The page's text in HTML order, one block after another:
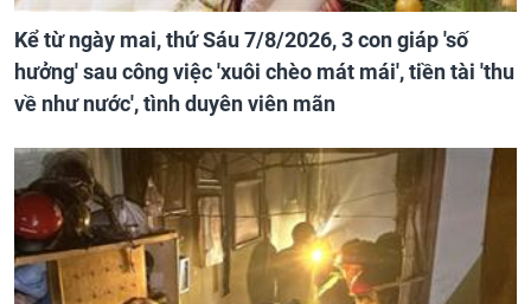
Kể từ ngày mai, thứ Sáu 7/8/2026, 3 con giáp 'số
hưởng' sau công việc 'xuôi chèo mát mái', tiền tài 'thu
về như nước', tình duyên viên mãn